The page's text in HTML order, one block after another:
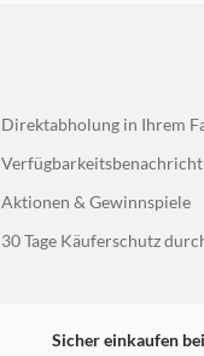
Direktabholung in Ihrem
Aktionen & Gewinnspiele
30 Tage Käuferschutz
Sicher einkaufen